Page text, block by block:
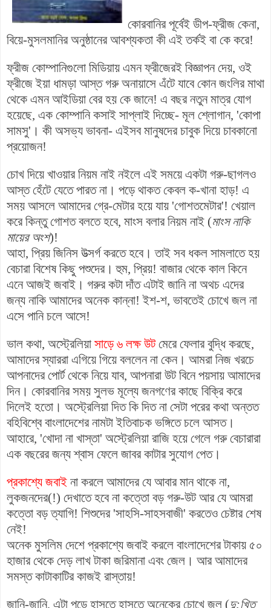
কোরবানির পূর্বেই ডীপ-ফ্রীজ কেনা,
বিয়ে-মুসলমানির অনুষ্ঠানের আবশ্যকতা কী এই তর্কই বা কে করে!
ফ্রীজ কোম্পানিগুলো মিডিয়ায় এমন ফ্রীজেরই বিজ্ঞাপন দেয়, ওই
ফ্রীজে ইয়া ধামড়া আস্ত গরু অনায়াসে এঁটে যাবে কোন জংলির মাথা
থেকে এমন আইডিয়া বের হয় কে জানে! এ বছর নতুন মাত্র যোগ
হয়েছে, এক কোম্পানি কসাই সাপ্লাই দিচ্ছে- মূল শ্লোগান, 'কোপা
সামসু'। কী অসভ্য ভাবনা- এইসব মানুষদের চাবুক দিয়ে চাবকানো
প্রয়োজন!
চোখ দিয়ে খাওয়ার নিয়ম নাই নইলে এই সময়ে একটা গরু-ছাগলও
আস্ত হেঁটে যেতে পারত না। পড়ে থাকত কেবল ক-খানা হাড়! এ
সময় আসলে আমাদের গ্রে-মেটার হয়ে যায় 'গোশতমেটার'! খেয়াল
করে কিন্তু গোশত বলতে হবে, মাংস বলার নিয়ম নাই (মাংস নাকি
মায়ের অংশ)!
আহা, প্রিয় জিনিস উত্সর্গ করতে হবে। তাই সব ধকল সামলাতে হয়
বেচারা বিশেষ কিছু পশুদের। হুম, প্রিয়! বাজার থেকে কাল কিনে
এনে আজই জবাই। গরুর কটা দাঁত এটাই জানি না অথচ এদের
জন্য নাকি আমাদের অনেক কান্না! ইশ-শ, ভাবতেই চোখে জল না
এসে পানি চলে আসে!
ভাল কথা, অস্ট্রেলিয়া সাড়ে ৬ লক্ষ উটমেরে ফেলার বুদ্ধি করছে,
আমাদের স্যাররা এগিয়ে গিয়ে বললেন না কেন। আমরা নিজ খরচে
আপনাদের পোর্ট থেকে নিয়ে যাব, আপনারা উট বিনে পয়সায় আমাদের
দিন। কোরবানির সময় সুলভ মূল্যে জনগণের কাছে বিক্রি করে
দিলেই হতো। অস্ট্রেলিয়া দিত কি দিত না সেটা পরের কথা অন্তত
বহিবিশ্বে বাংলাদেশের নামটা ইতিবাচক ভঙ্গিতে চলে আসত।
আহারে, 'খোদা না খাস্তা' অস্ট্রেলিয়া রাজি হয়ে গেলে গরু বেচারারা
এক বছরের জন্য শ্বাস ফেলে জাবর কাটার সুযোগ পেত।­
প্রকাশ্যে জবাই না করলে আমাদের যে আবার মান থাকে না,
লুকজনদের(!) দেখাতে হবে না কত্তো বড় গরু-উট আর যে আমরা
কত্তো বড় ত্যাগি! শিশুদের 'সাহসি-সাহসবাজী' করতেও চেষ্টার শেষ
নেই!
অনেক মুসলিম দেশে প্রকাশ্যে জবাই করলে বাংলাদেশের টাকায় ৫০
হাজার থেকে দেড় লাখ টাকা জরিমানা এবং জেল। আর আমাদের
সমস্ত কাটাকাটির কাজই রাস্তায়!
জানি-জানি, এটা পড়ে হাসতে হাসতে অনেকের চোখে জল (দু:খিত